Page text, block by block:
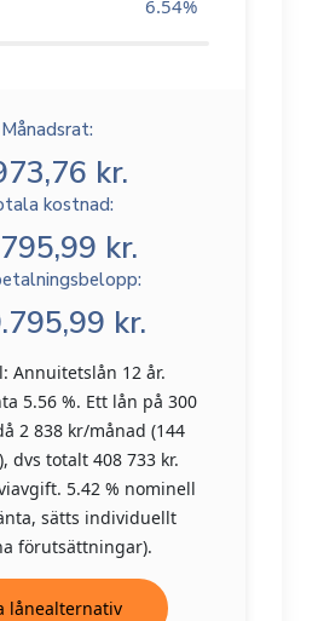
6.54%
Månadsrat:
kr.
kostnad:
kr.
kr.
Annuitetslån 12 år.
5.56 %. Ett lån på 300
2 838 kr/månad (144
dvs totalt 408 733 kr.
5.42 % nominell
sätts individuellt
förutsättningar).
lånealternativ